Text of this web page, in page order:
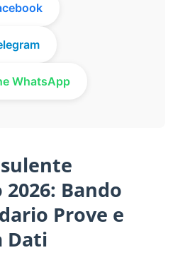
WhatsApp
Bando
Prove e
Dati